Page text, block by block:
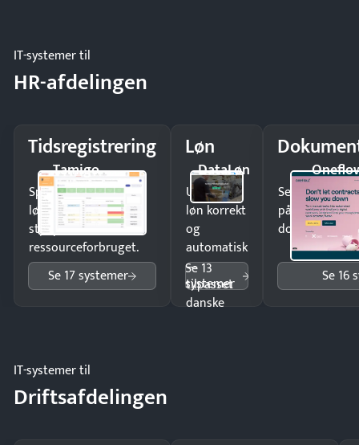
IT-systemer til
HR-afdelingen
Tidsregistrering
Tamigo
Spar tid på
lønberegning og få
styr på
ressourceforbruget.
Se 17 systemer
Løn
DataLøn
Udbetal
løn korrekt
og
automatisk
—
tilpasset
danske
Se 13
systemer
Send
på minutter
dokumenter.
Se 16
IT-systemer til
Driftsafdelingen